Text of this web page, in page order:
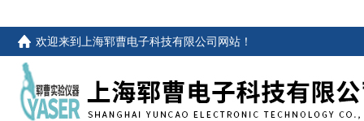
欢迎来到 上海郓曹电子科技有限公司网站 ！